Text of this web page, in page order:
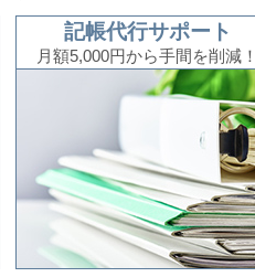
記帳代行サポート
月額5,000円から手間を削減